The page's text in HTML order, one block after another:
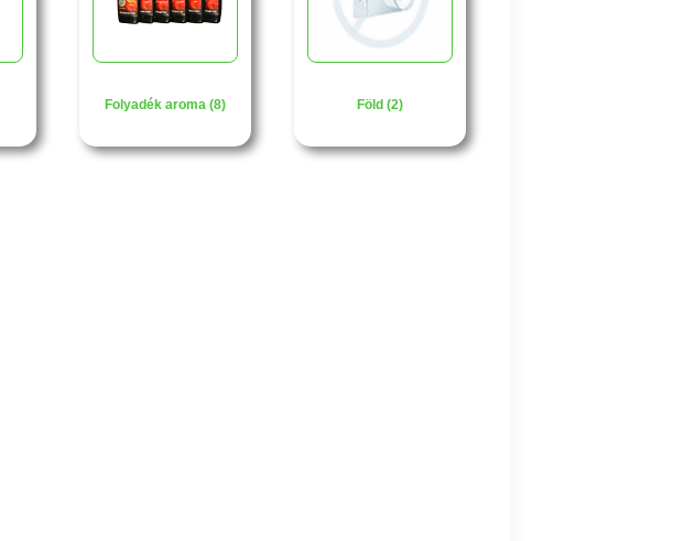
Folyadék aroma (8) Föld (2)